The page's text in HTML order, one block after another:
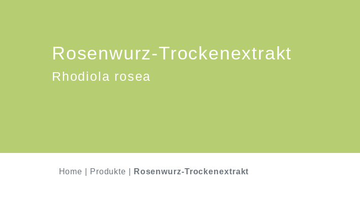
Rosenwurz-Trockenextrakt
Rhodiola rosea
Home Produkte Rosenwurz-Trockenextrakt